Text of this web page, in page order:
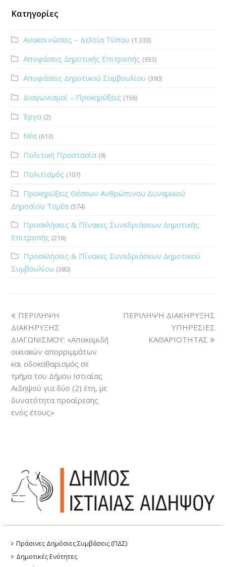
Κατηγορίες
Ανακοινώσεις – Δελτία Τύπου (1.333)
Αποφάσεις Δημοτικής Επιτροπής (933)
Αποφάσεις Δημοτικού Συμβουλίου (390)
Διαγωνισμοί – Προκηρύξεις (156)
Έργα (2)
Νέα (613)
Πολιτική Προστασία (9)
Πολιτισμός (107)
Προκηρύξεις Θέσεων Ανθρώπινου Δυναμικού
Δημοσίου Τομέα (574)
Προσκλήσεις & Πίνακες Συνεδριάσεων Δημοτικής
Επιτροπής (216)
Προσκλήσεις & Πίνακες Συνεδριάσεων Δημοτικού
Συμβουλίου (380)
ΠΕΡΙΛΗΨΗ
ΔΙΑΚΗΡΥΞΗΣ
ΔΙΑΓΩΝΙΣΜΟΥ: «Αποκομιδή
οικιακών απορριμμάτων
και οδοκαθαρισμός σε
τμήμα του Δήμου Ιστιαίας
Αιδηψού για δύο (2) έτη, με
δυνατότητα προαίρεσης
ενός έτους»
ΠΕΡΙΛΗΨΗ ΔΙΑΚΗΡΥΞΗΣ
ΥΠΗΡΕΣΙΕΣ
ΚΑΘΑΡΙΟΤΗΤΑΣ
Πράσινες Δημόσιες Συμβάσεις (ΠΔΣ)
Δημοτικές Ενότητες